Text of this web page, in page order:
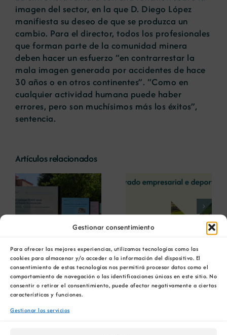
Gestionar consentimiento
Para ofrecer las mejores experiencias, utilizamos tecnologías como las
cookies para almacenar y/o acceder a la información del dispositivo. El
consentimiento de estas tecnologías nos permitirá procesar datos como el
comportamiento de navegación o las identificaciones únicas en este sitio. No
consentir o retirar el consentimiento, puede afectar negativamente a ciertas
características y funciones.
Gestionar los servicios
imagen del sector, en la que D. Diego López
manifiesta su deseo de que se produzca un
cambio. Para el director, todos los profesionales
que forman parte de la comunidad minera
deben hacer un esfuerzo “en contrarrestar la
mala imagen generada por accidentes de hace
30 años o en otros continentes”. “Como en
cualquier actividad humana puede haber
errores, pero son muchísimos más los éxitos”,
sentencia.
Artículos relacionados
La COMG reúne a
dos líderes
empresarias con
motivo de su
Centenario para
debatir sobre el
futuro del rural
gallego
La OIPE y el
CRETUS
presentan las
últimas
innovaciones en
restauración
ambiental para la
minería gallega
Ver
imagen
más
grande